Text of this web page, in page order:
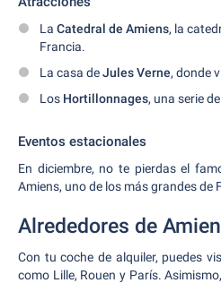
La Catedral de Amiens, la
Francia.
La casa deJules Verne, donde
Los Hortillonnages, una serie
Eventos estacionales
En diciembre, no te pierdas el
Amiens, uno de los más grandes de
Alrededores de
Con tu coche de alquiler, puedes
como Lille, Rouen y París.